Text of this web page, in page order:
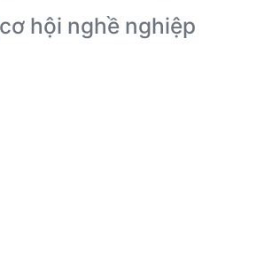
cơ hội nghề nghiệp